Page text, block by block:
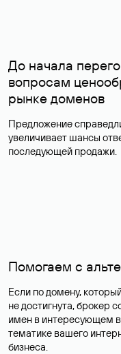
До начала
вопросам
рынке доменов
Предложение
увеличивает шансы
последующей продажи.
Помогаем с
Если по домену,
не достигнута, брокер
имен в интересующем
тематике вашего
бизнеса.